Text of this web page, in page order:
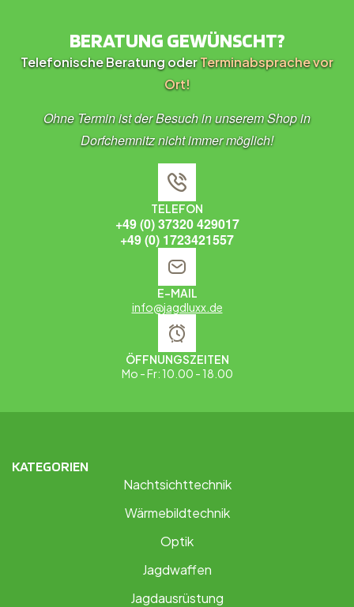
BERATUNG GEWÜNSCHT?
Telefonische Beratung oderTerminabsprache vor
Ort!
Ohne Termin ist der Besuch in unserem Shop in
Dorfchemnitz nicht immer möglich!
TELEFON
+49 (0) 37320 429017
+49 (0) 1723421557
E-MAIL
info@jagdluxx.de
ÖFFNUNGSZEITEN
Mo - Fr: 10.00 - 18.00
KATEGORIEN
Nachtsichttechnik
Wärmebildtechnik
Optik
Jagdwaffen
Jagdausrüstung